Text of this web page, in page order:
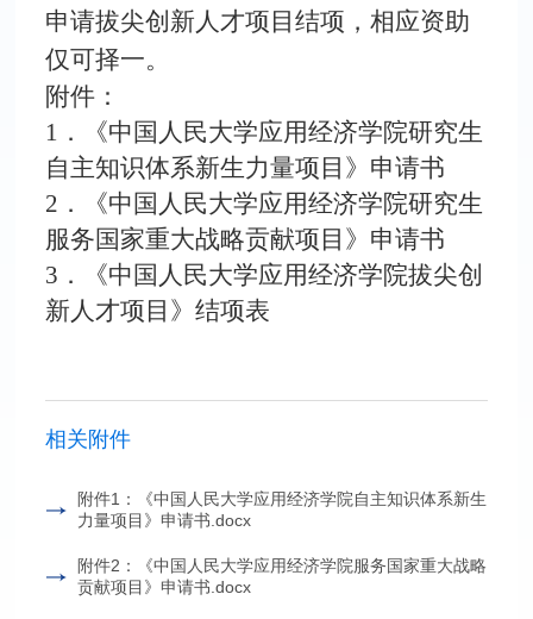
申请拔尖创新人才项目结项，相应资助
仅可择一。
附件：
1．《中国人民大学应用经济学院研究生
自主知识体系新生力量项目》申请书
2．《中国人民大学应用经济学院研究生
服务国家重大战略贡献项目》申请书
3．《中国人民大学应用经济学院拔尖创
新人才项目》结项表
相关附件
附件1：《中国人民大学应用经济学院自主知识体系新生
力量项目》申请书.docx
附件2：《中国人民大学应用经济学院服务国家重大战略
贡献项目》申请书.docx